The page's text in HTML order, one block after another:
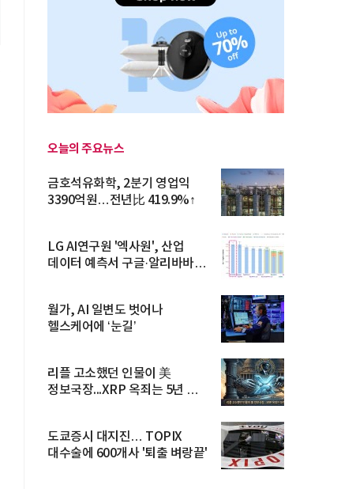
오늘의 주요뉴스
금호석유화학, 2분기 영업익
3390억원…전년比 419.9%↑
LG AI연구원 '엑사원', 산업
데이터 예측서 구글·알리바바
월가, AI 일변도 벗어나
헬스케어에 ‘눈길’
리플 고소했던 인물이 美
정보국장...XRP 옥죄는 5년 법적
도쿄증시 대지진… TOPIX
대수술에 600개사 '퇴출 벼랑끝'